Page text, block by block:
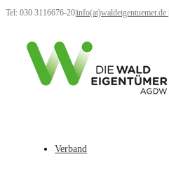
Tel: 030 3116676-20info(at)waldeigentuemer.de
Verband